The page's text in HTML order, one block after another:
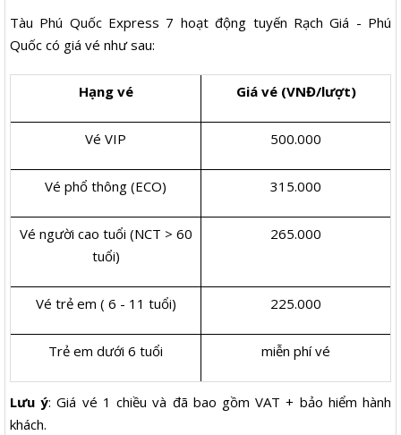
Tàu Phú Quốc Express 7 hoạt động tuyến Rạch Giá - Phú
Quốc có giá vé như sau:
Hạng vé Giá vé (VNĐ/lượt)
Vé VIP 500.000
Vé phổ thông (ECO) 315.000
Vé người cao tuổi (NCT > 60
tuổi)
265.000
Vé trẻ em ( 6 - 11 tuổi) 225.000
Trẻ em dưới 6 tuổi miễn phí vé
Lưu ý: Giá vé 1 chiều và đã bao gồm VAT + bảo hiểm hành
khách.